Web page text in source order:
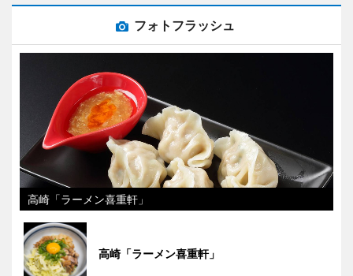
フォトフラッシュ
高崎「ラーメン喜重軒」
高崎「ラーメン喜重軒」